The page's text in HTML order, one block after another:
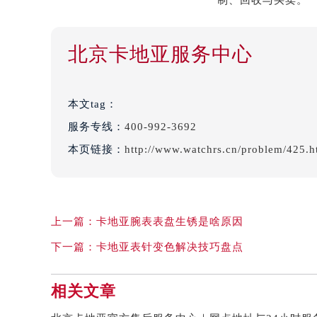
北京卡地亚服务中心
本文tag：
服务专线： 400-992-3692
本页链接： http://www.watchrs.cn/problem/
上一篇： 卡地亚腕表表盘生锈是啥原因
下一篇： 卡地亚表针变色解决技巧盘点
相关文章